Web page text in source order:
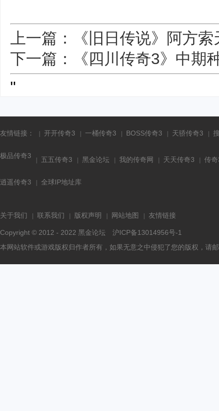
上一篇：《旧日传说》阿方
下一篇：《四川传奇3》中期
"
友情链接： 开开传奇3 一桶传奇3 BOSS传奇3 天骄传奇3
极品传奇3 五五传奇3 黑金论坛 我的传奇网 天天传奇3 传
逍遥传奇3 全球IP地址库
关于我们 联系我们 版权声明 网站地图 友情链接
Copyright © 2012 - 2022 黑金论坛 沪ICP备13014956号-1
本网站软件或游戏版权归作者所有，如果无意之中侵犯了您的版权，请